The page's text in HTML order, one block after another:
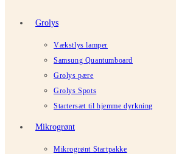
Grolys
Vækstlys lamper
Samsung Quantumboard
Grolys pære
Grolys Spots
Startersæt til hjemme dyrkning
Mikrogrønt
Mikrogrønt Startpakke